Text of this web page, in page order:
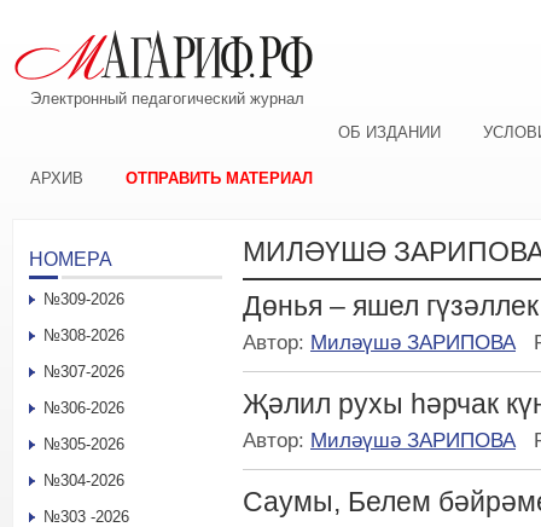
Электронный педагогический журнал
ОБ ИЗДАНИИ
АРХИВ ОТПРАВИТЬ МАТЕРИАЛ
МИЛӘҮШӘ
Дөнья – яшел гүзәллек
Автор: Миләүшә ЗАРИПОВА
Җәлил рухы һәрчак
Автор: Миләүшә ЗАРИПОВА
Саумы, Белем
НОМЕРА
№309-2026
№308-2026
№307-2026
№306-2026
№305-2026
№304-2026
№303 -2026